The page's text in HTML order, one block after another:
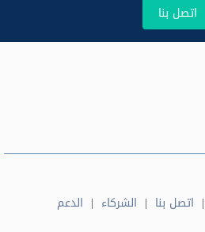
اتصل بنا
اتصل بنا الشركاء الدعم